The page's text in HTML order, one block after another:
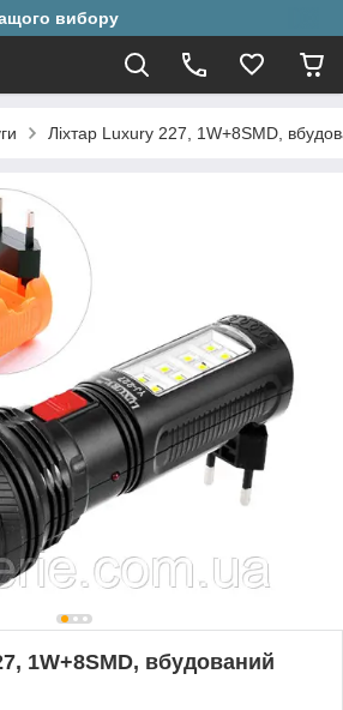
вибору
Ліхтар Luxury 227, 1W+8SMD,
1W+8SMD, вбудований